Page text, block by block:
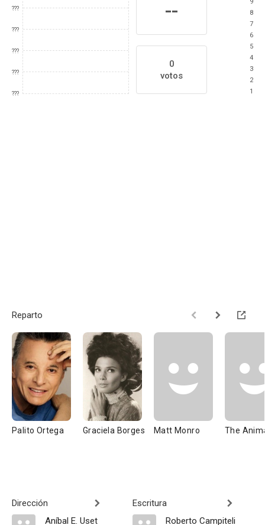
???
???
???
???
???
--
0
votos
8
7
6
5
4
3
2
1
Reparto
Palito Ortega Graciela Borges Matt Monro The
Dirección
Aníbal E. Uset
Escritura
Roberto Campiteli